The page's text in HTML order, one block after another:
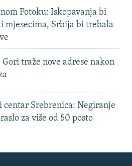
Potoku: Iskopavanja bi
mjesecima, Srbija bi trebala
Gori traže nove adrese nakon
Srebrenica: Negiranje
za više od 50 posto